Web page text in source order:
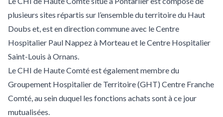
plusieurs sites répartis sur l’ensemble du territoire du Haut
Doubs et, est en direction commune avec le Centre
Hospitalier Paul Nappez à Morteau et le Centre Hospitalier
Saint-Louis à Ornans.
Le CHI de Haute Comté est également membre du
Groupement Hospitalier de Territoire (GHT) Centre Franche
Comté, au sein duquel les fonctions achats sont à ce jour
mutualisées.